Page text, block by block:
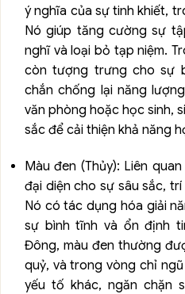
ý nghĩa của sự tinh khiết,
Nó giúp tăng cường sự
nghĩ và loại bỏ tạp niệm.
còn tượng trưng cho sự
chắn chống lại năng
văn phòng hoặc học sinh,
sắc để cải thiện khả năng
Màu đen (Thủy): Liên
đại diện cho sự sâu sắc,
Nó có tác dụng hóa giải
sự bình tĩnh và ổn định
Đông, màu đen thường
quỷ, và trong vòng chỉ
yếu tố khác, ngăn chặn